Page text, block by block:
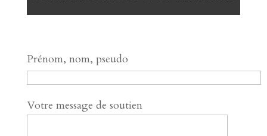
Prénom, nom, pseudo
Votre message de soutien